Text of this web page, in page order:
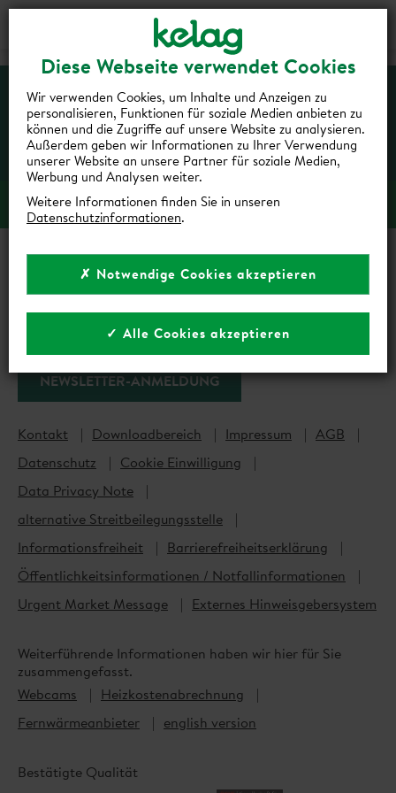
Diese Webseite verwendet Cookies
Wir verwenden Cookies, um Inhalte und Anzeigen zu
personalisieren, Funktionen für soziale Medien anbieten zu
können und die Zugriffe auf unsere Website zu analysieren.
Außerdem geben wir Informationen zu Ihrer Verwendung
unserer Website an unsere Partner für soziale Medien,
Werbung und Analysen weiter.
Weitere Informationen finden Sie in unseren
Datenschutzinformationen.
✗ Notwendige Cookies akzeptieren
✓ Alle Cookies akzeptieren
Login
Sitemap anzeigen
Privatkunden
Strom
Wärmepumpe
E-Mobilität
Glasfaser
Energieberatung
Geschäftskunden
Strom
Erdgas
Fernwärme
E-Mobilität
Glasfaser
Energieberatung
Hausverwaltungen
DEINE ENERGIE IST UNSERE NATUR
NEWSLETTER-ANMELDUNG
Kontakt Downloadbereich Impressum
AGB
Datenschutz
Cookie Einwilligung
Data Privacy Note
alternative Streitbeilegungsstelle
Informationsfreiheit
Barrierefreiheitserklärung
Öffentlichkeitsinformationen / Notfallinformationen
Urgent Market Message
Externes Hinweisgebersystem
Weiterführende Informationen haben wir hier für Sie
zusammengefasst.
Webcams
Heizkostenabrechnung
Fernwärmeanbieter
english version
Bestätigte Qualität